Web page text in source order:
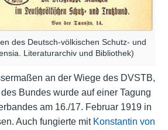
des Deutsch-völkischen Schutz- und
Literaturarchiv und Bibliothek)
an der Wiege des DVSTB,
Bundes wurde auf einer Tagung
am 16./17. Februar 1919 in
Auch fungierte mit Konstantin von